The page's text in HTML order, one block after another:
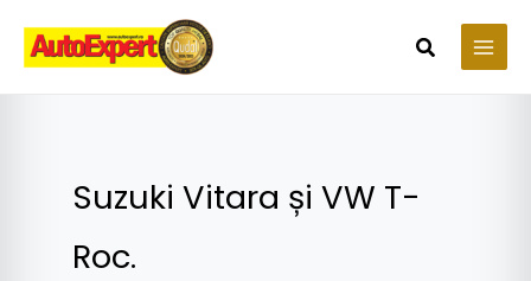
content
Search
Suzuki Vitara și VW T-
Roc.